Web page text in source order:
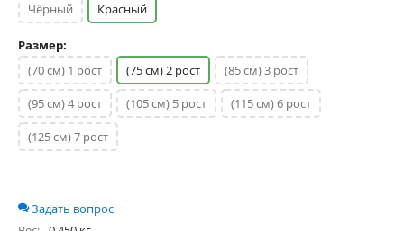
Чёрный
Красный
Размер:
(70 см) 1 рост
(75 см) 2 рост (85 см) 3 рост
(95 см) 4 рост (105 см) 5 рост (115 см) 6 рост
(125 см) 7 рост
Задать вопрос